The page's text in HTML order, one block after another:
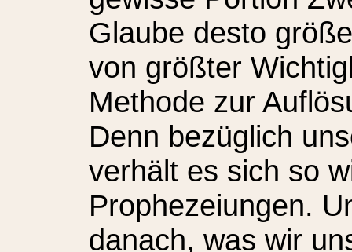
Glaube desto
von größter
Methode zur
Denn bezüglich
verhält es sich so
Prophezeiungen.
danach, was wir